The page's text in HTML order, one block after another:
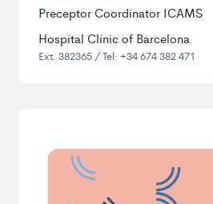
Preceptor Coordinator ICAMS
Hospital Clínic of Barcelona
Ext. 382365 / Tel: +34 674 382 471